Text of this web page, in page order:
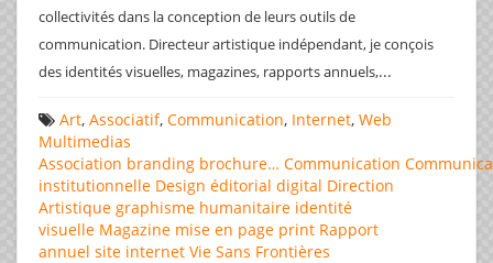
collectivités dans la conception de leurs outils de
communication. Directeur artistique indépendant, je conçois
des identités visuelles, magazines, rapports annuels,...
Art, Associatif, Communication, Internet, Web
Multimedias
Association branding brochure… Communication
institutionnelle Design éditorial digital Direction
Artistique graphisme humanitaire identité
visuelle Magazine mise en page print Rapport
annuel site internet Vie Sans Frontières